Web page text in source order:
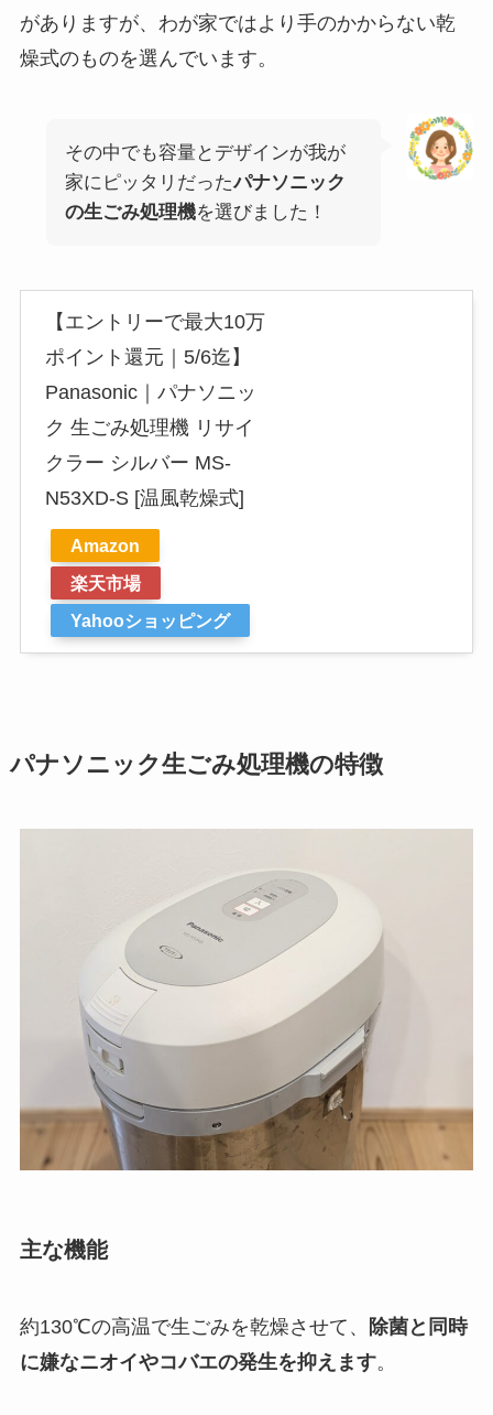
がありますが、わが家ではより手のかからない乾
燥式のものを選んでいます。
その中でも容量とデザインが我が
家にピッタリだったパナソニック
の生ごみ処理機を選びました！
【エントリーで最大10万
ポイント還元｜5/6迄】
Panasonic｜パナソニッ
ク 生ごみ処理機 リサイ
クラー シルバー MS-
N53XD-S [温風乾燥式]
Amazon
楽天市場
Yahooショッピング
パナソニック生ごみ処理機の特徴
主な機能
約130℃の高温で生ごみを乾燥させて、
除菌と同時
に嫌なニオイやコバエの発生を抑えます。